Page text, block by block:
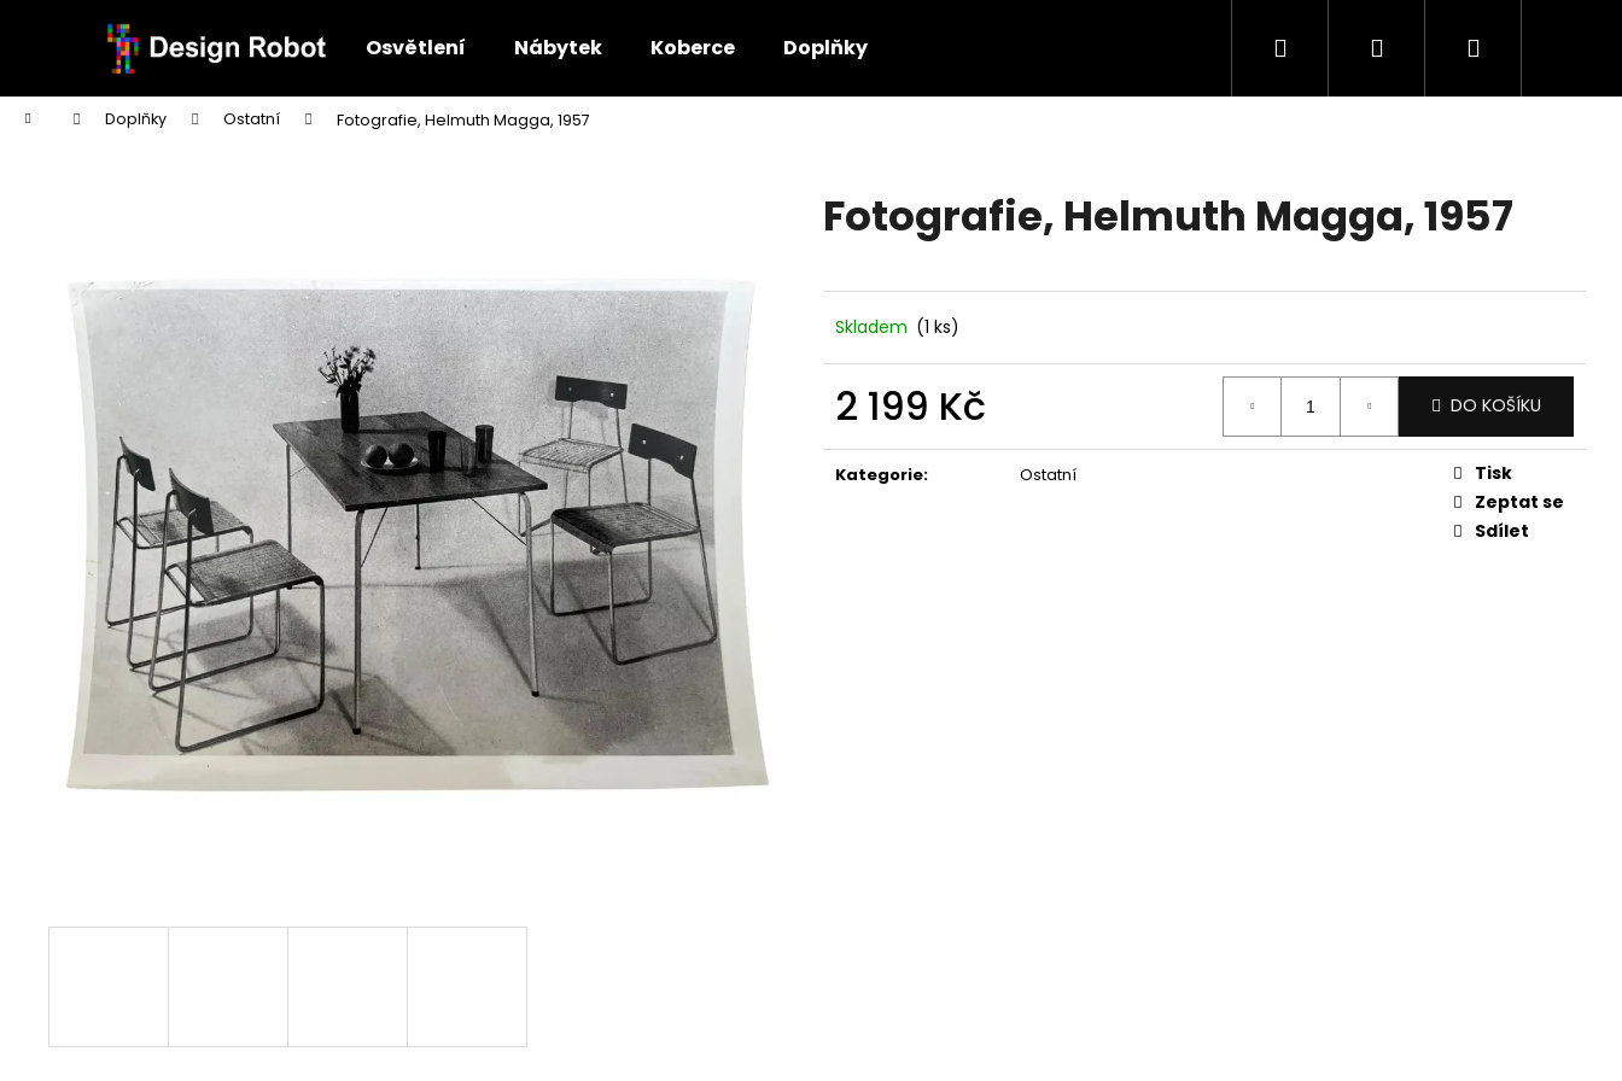
Osvětlení Nábytek Koberce Doplňky Hledat PřihlášeníNákupní
Domů Doplňky Ostatní Fotografie, Helmuth Magga, 1957
Fotografie, Helmuth Magga, 1957
Skladem (1 ks)
2 199 Kč
cena:
DO KOŠÍKU
Kategorie: Ostatní
Tisk
Zeptat se
Sdílet
í
Zpět
do
obchodu
Zpět
do
obchodu
Co potřebujete najít?
HLEDAT
Doporučujeme